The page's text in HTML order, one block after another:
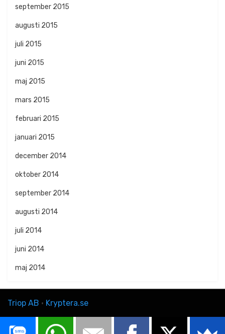
september 2015
augusti 2015
juli 2015
juni 2015
maj 2015
mars 2015
februari 2015
januari 2015
december 2014
oktober 2014
september 2014
augusti 2014
juli 2014
juni 2014
maj 2014
Triop AB · Kryptera.se